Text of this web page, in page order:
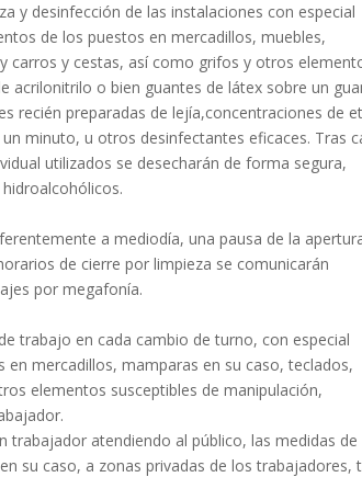
y desinfección de las instalaciones con especial
de los puestos en mercadillos, muebles,
carros y cestas, así como grifos y otros
acrilonitrilo o bien guantes de látex sobre un
recién preparadas de lejía,concentraciones de
minuto, u otros desinfectantes eficaces. Tras
utilizados se desecharán de forma segura,
a mediodía, una pausa de la
de cierre por limpieza se comunicarán
por megafonía.
trabajo en cada cambio de turno, con especial
mercadillos, mamparas en su caso, teclados,
elementos susceptibles de manipulación,
trabajador atendiendo al público, las medidas de
su caso, a zonas privadas de los trabajadores,